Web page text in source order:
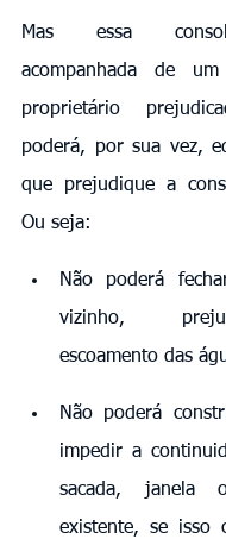
Mas essa
acompanhada de
proprietário
poderá, por sua vez,
que prejudique a
Ou seja:
Não poderá
vizinho,
escoamento das
Não poderá
impedir a
sacada, janela
existente, se isso